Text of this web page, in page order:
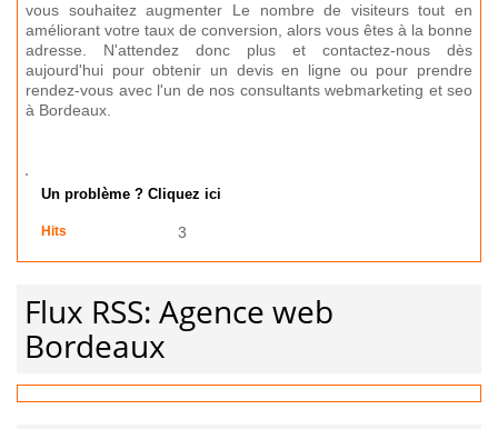
vous souhaitez augmenter Le nombre de visiteurs tout en
améliorant votre taux de conversion, alors vous êtes à la bonne
adresse. N'attendez donc plus et contactez-nous dès
aujourd'hui pour obtenir un devis en ligne ou pour prendre
rendez-vous avec l'un de nos consultants webmarketing et seo
à Bordeaux.
Un problème ? Cliquez ici
Hits 3
Flux RSS: Agence web
Bordeaux